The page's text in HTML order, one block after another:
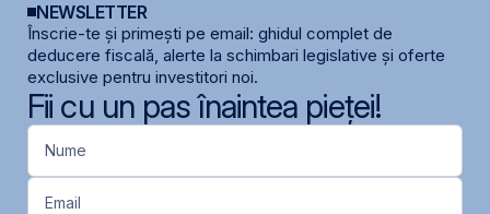
NEWSLETTER
Înscrie-te și primești pe email: ghidul complet de
deducere fiscală, alerte la schimbari legislative și oferte
exclusive pentru investitori noi.
Fii cu un pas înaintea pieței!
Nume
Email